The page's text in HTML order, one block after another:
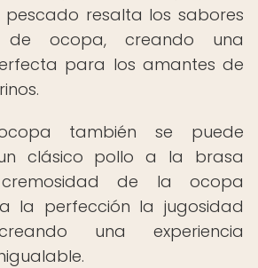
resalta los sabores
ocopa, creando una
para los amantes de
también se puede
clásico pollo a la brasa
de la ocopa
la perfección la jugosidad
una experiencia